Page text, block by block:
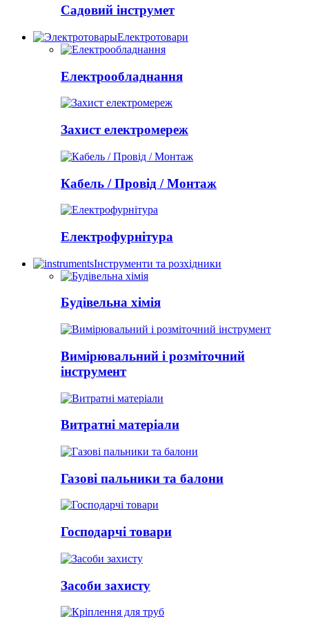
Садовий інструмет
Електротовари
Електрообладнання
Захист електромереж
Кабель / Провід / Монтаж
Електрофурнітура
Інструменти та розхідники
Будівельна хімія
Вимірювальний і розміточний
інструмент
Витратні матеріали
Газові пальники та балони
Господарчі товари
Засоби захисту